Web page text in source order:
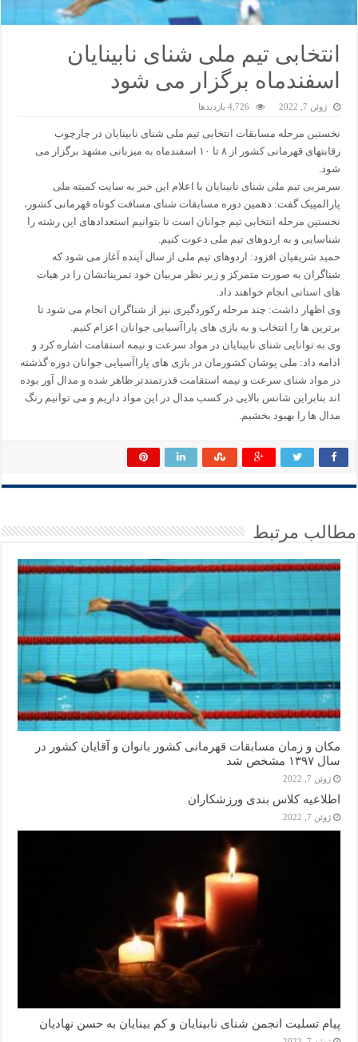
انتخابی تیم ملی شنای نابینایان
اسفندماه برگزار می شود
ژوئن 7, 2022 4,726 بازدیدها
نخستین مرحله مسابقات انتخابی تیم ملی شنای نابینایان در چارچوب
رقابتهای قهرمانی کشور از ۸ تا ۱۰ اسفندماه به میزبانی مشهد برگزار می
شود.
سرمربی تیم ملی شنای نابینایان با اعلام این خبر به سایت کمیته ملی
پارالمپیک گفت: دهمین دوره مسابقات شنای مسافت کوتاه قهرمانی کشور،
نخستین مرحله انتخابی تیم جوانان است تا بتوانیم استعدادهای این رشته را
شناسایی و به اردوهای تیم ملی دعوت کنیم.
حمید شریفیان افزود: اردوهای تیم ملی از سال آینده آغاز می شود که
شناگران به صورت متمرکز و زیر نظر مربیان خود تمریناتشان را در هیات
های استانی انجام خواهند داد.
وی اظهار داشت: چند مرحله رکوردگیری نیز از شناگران انجام می شود تا
برترین ها را انتخاب و به بازی های پاراآسیایی جوانان اعزام کنیم.
وی به توانایی شنای نابینایان در مواد سرعت و نیمه استقامت اشاره کرد و
ادامه داد: ملی پوشان کشورمان در بازی های پاراآسیایی جوانان دوره گذشته
در مواد شنای سرعت و نیمه استقامت قدرتمندتر ظاهر شده و مدال آور بوده
اند بنابراین شانس بالایی در کسب مدال در این مواد داریم و می توانیم رنگ
مدال ها را بهبود بخشیم.
مطالب مرتبط
مکان و زمان مسابقات قهرمانی کشور بانوان و آقایان کشور در
سال ۱۳۹۷ مشخص شد
ژوئن 7, 2022
اطلاعیه کلاس بندی ورزشکاران
ژوئن 7, 2022
پیام تسلیت انجمن شنای نابینایان و کم بینایان به حسن نهادیان